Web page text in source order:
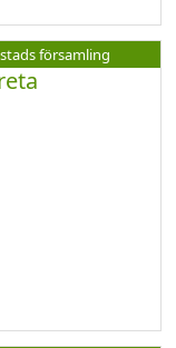
församling